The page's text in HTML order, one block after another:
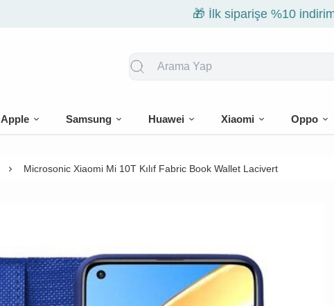
🎁 İlk siparişe %10 indirim
Apple Samsung Huawei Xiaomi Oppo
Microsonic Xiaomi Mi 10T Kılıf Fabric Book Wallet Lacivert